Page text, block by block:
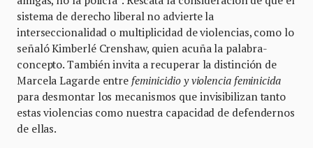
sistema de derecho liberal no advierte la
interseccionalidad o multiplicidad de violencias, como lo
señaló Kimberlé Crenshaw, quien acuña la palabra-
concepto. También invita a recuperar la distinción de
Marcela Lagarde entre feminicidio y violencia feminicida
para desmontar los mecanismos que invisibilizan tanto
estas violencias como nuestra capacidad de defendernos
de ellas.